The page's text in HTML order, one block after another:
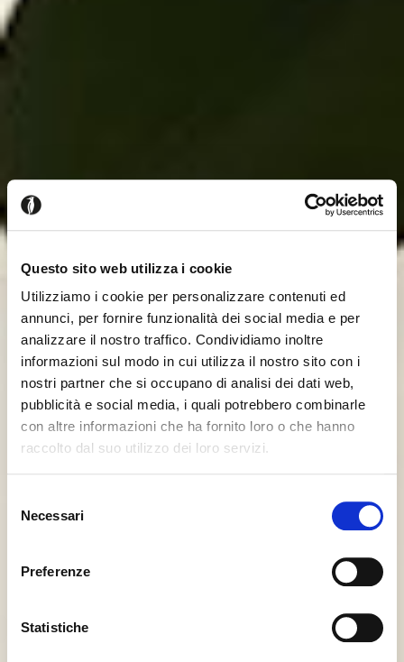
Questo sito web utilizza i cookie
Utilizziamo i cookie per personalizzare contenuti ed
annunci, per fornire funzionalità dei social media e per
analizzare il nostro traffico. Condividiamo inoltre
informazioni sul modo in cui utilizza il nostro sito con i
nostri partner che si occupano di analisi dei dati web,
pubblicità e social media, i quali potrebbero combinarle
con altre informazioni che ha fornito loro o che hanno
raccolto dal suo utilizzo dei loro servizi.
delNecessari
Preferenze
Statistiche
Seems like you’re browsing from Close
International. Would you like to switch to the site in